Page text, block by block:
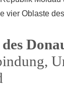
vier Oblaste